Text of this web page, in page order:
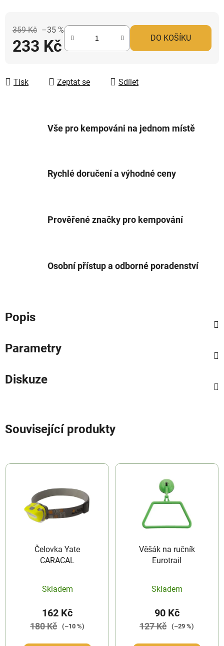
359 Kč –35 %
233 Kč DO KOŠÍKU
Tisk Zeptat se Sdílet
Vše pro kempováni na jednom místě
Rychlé doručení a výhodné ceny
Prověřené značky pro kempování
Osobní přístup a odborné poradenství
Popis
Parametry
Diskuze
Související produkty
Čelovka Yate
CARACAL
Skladem
162 Kč
180 Kč (–10 %)
Věšák na ručník
Eurotrail
Skladem
90 Kč
127 Kč (–29 %)